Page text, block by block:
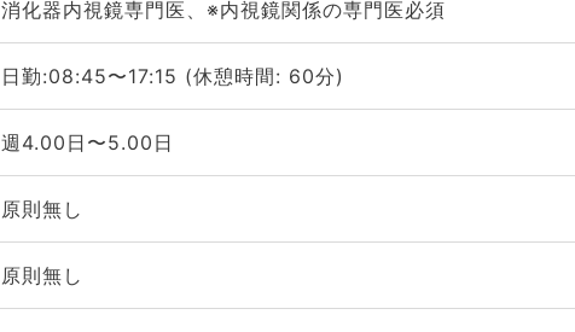
消化器内視鏡専門医、※内視鏡関係の専門医必須
日勤:08:45〜17:15 (休憩時間: 60分)
週4.00日〜5.00日
原則無し
原則無し